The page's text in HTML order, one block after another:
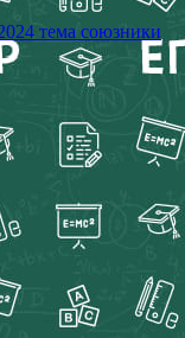
тема союзники